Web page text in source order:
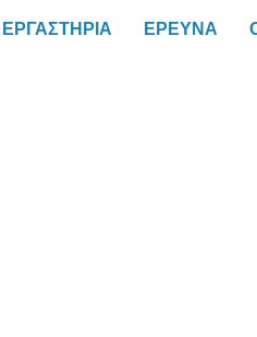
ΕΡΓΑΣΤΗΡΙΑ ΕΡΕΥΝΑ